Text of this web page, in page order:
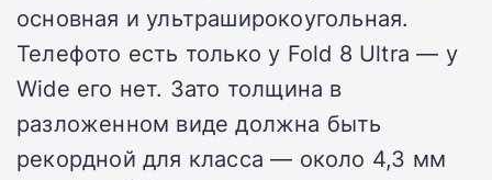
основная и ультраширокоугольная.
Телефото есть только у Fold 8 Ultra — у
Wide его нет. Зато толщина в
разложенном виде должна быть
рекордной для класса — около 4,3 мм